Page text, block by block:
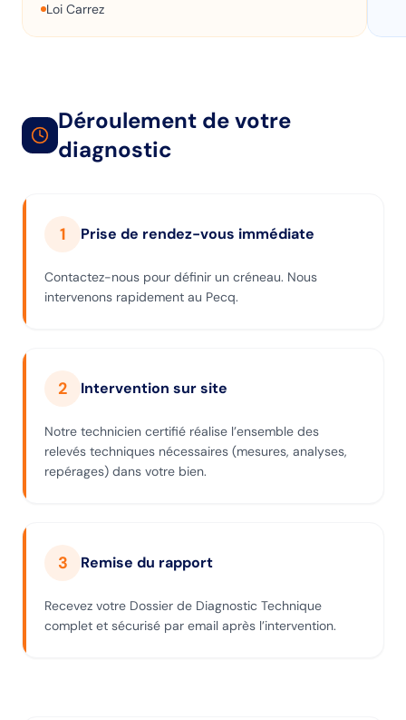
Loi Carrez
Déroulement de votre
diagnostic
1 Prise de rendez-vous immédiate
Contactez-nous pour définir un créneau. Nous
intervenons rapidement au Pecq.
2 Intervention sur site
Notre technicien certifié réalise l’ensemble des
relevés techniques nécessaires (mesures, analyses,
repérages) dans votre bien.
3 Remise du rapport
Recevez votre Dossier de Diagnostic Technique
complet et sécurisé par email après l’intervention.